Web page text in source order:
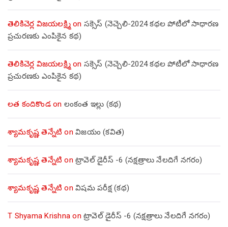
తెలికిచెర్ల విజయలక్ష్మిon సక్సెస్ (నెచ్చెలి-2024 కథల పోటీలో సాధారణ
ప్రచురణకు ఎంపికైన కథ)
తెలికిచెర్ల విజయలక్ష్మిon సక్సెస్ (నెచ్చెలి-2024 కథల పోటీలో సాధారణ
ప్రచురణకు ఎంపికైన కథ)
లత కందికొండon లంకంత ఇల్లు (కథ)
శ్యామకృష్ణ తెన్నేటి on విజయం (కవిత)
శ్యామకృష్ణ తెన్నేటి on ట్రావెల్ డైరీస్ -6 (నక్షత్రాలు నేలదిగే నగరం)
శ్యామకృష్ణ తెన్నేటి on విషమ పరీక్ష (క‌థ‌)
T Shyama Krishna on ట్రావెల్ డైరీస్ -6 (నక్షత్రాలు నేలదిగే నగరం)